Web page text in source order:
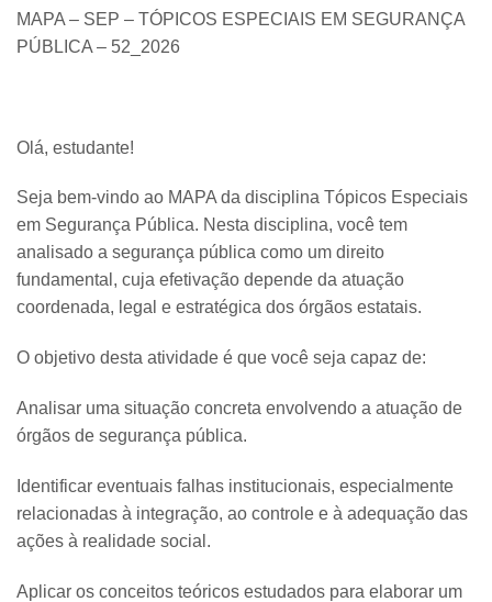
MAPA – SEP – TÓPICOS ESPECIAIS EM SEGURANÇA
PÚBLICA – 52_2026
Olá, estudante!
Seja bem-vindo ao MAPA da disciplina Tópicos Especiais
em Segurança Pública. Nesta disciplina, você tem
analisado a segurança pública como um direito
fundamental, cuja efetivação depende da atuação
coordenada, legal e estratégica dos órgãos estatais.
O objetivo desta atividade é que você seja capaz de:
Analisar uma situação concreta envolvendo a atuação de
órgãos de segurança pública.
Identificar eventuais falhas institucionais, especialmente
relacionadas à integração, ao controle e à adequação das
ações à realidade social.
Aplicar os conceitos teóricos estudados para elaborar um